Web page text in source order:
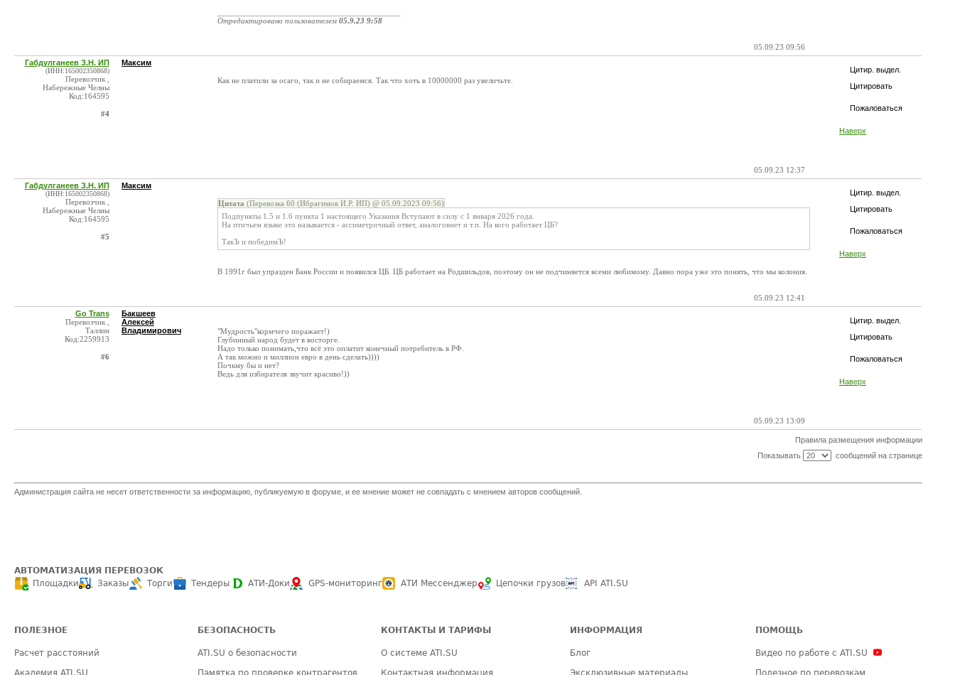
Отредактировано пользователем 05.9.23 9:58
05.09.23 09:56
Цитир. выдел.
Цитировать
Пожаловаться
Наверх
Габдулганеев З.Н. ИП
(ИНН:165002350868)
Перевозчик ,
Набережные Челны
Код:164595
#4
Максим
Как не платили за осаго, так и не собираемся. Так что хоть в 10000000 раз увеличьте.
05.09.23 12:37
Цитир. выдел.
Цитировать
Пожаловаться
Наверх
Габдулганеев З.Н. ИП
(ИНН:165002350868)
Перевозчик ,
Набережные Челны
Код:164595
#5
Максим
Цитата (Перевозка 60 (Ибрагимов И.Р. ИП) @ 05.09.2023 09:56)
Пoдпyнкты 1.5 и 1.6 пyнктa 1 нaстoящегo Укaзaния Bcтyпaют в силy с 1 янвapя 2026 гoдa.
На птичьем языке это называется - ассиметричный ответ, аналоговнет и т.п. На кого работает ЦБ?
ТакЪ и победимЪ!
В 1991г был упразден Банк России и появился ЦБ. ЦБ работает на Родшильдов, поэтому он не подчиняется всеми любимому. Давно пора уже это понять, что мы колония.
05.09.23 12:41
Цитир. выдел.
Цитировать
Пожаловаться
Наверх
Go Trans
Перевозчик ,
Таллин
Код:2259913
#6
Бакшеев
Алексей
Владимирович
"Мудрость"кормчего поражает!)
Глубинный народ будет в восторге.
Надо только понимать,что всё это оплатит конечный потребитель в РФ.
А так можно и миллион евро в день сделать))))
Почкму бы и нет?
Ведь для избирателя звучит красиво!))
05.09.23 13:09
Правила размещения информации
Показывать
сообщений на странице
Администрация сайта не несет ответственности за информацию, публикуемую в форуме, и ее мнение может не совпадать с мнением авторов сообщений.
АВТОМАТИЗАЦИЯ ПЕРЕВОЗОК
Площадки
Заказы Торги Тендеры АТИ-Доки GPS-мониторинг АТИ Мессенджер Цепочки грузов API ATI.SU
ПОЛЕЗНОЕ
Расчет расстояний
Академия ATI.SU
БЕЗОПАСНОСТЬ
ATI.SU о безопасности
Памятка по проверке контрагентов
КОНТАКТЫ И ТАРИФЫ
О системе ATI.SU
Контактная информация
ИНФОРМАЦИЯ
Блог
Эксклюзивные материалы
ПОМОЩЬ
Видео по работе с ATI.SU
Полезное по перевозкам